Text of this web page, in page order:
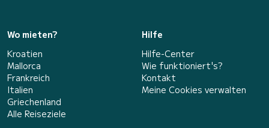
Wo mieten?
Kroatien
Mallorca
Frankreich
Italien
Griechenland
Alle Reiseziele
Hilfe
Hilfe-Center
Wie funktioniert's?
Kontakt
Meine Cookies verwalten